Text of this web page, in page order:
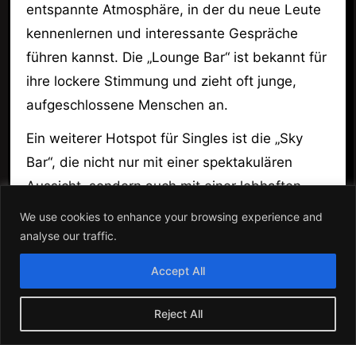
We use cookies to enhance your browsing experience and
analyse our traffic.
Reject All
Accept All
entspannte Atmosphäre, in der du neue Leute
kennenlernen und interessante Gespräche
führen kannst. Die „Lounge Bar“ ist bekannt für
ihre lockere Stimmung und zieht oft junge,
aufgeschlossene Menschen an.
Ein weiterer Hotspot für Singles ist die „Sky
Bar“, die nicht nur mit einer spektakulären
Aussicht, sondern auch mit einer lebhaften
Atmosphäre überzeugt. Hier kannst du bei
einem Drink die Skyline von Frankfurt
bewundern und gleichzeitig neue
Bekanntschaften schließen.
Um deine Chancen zu erhöhen, neue Leute